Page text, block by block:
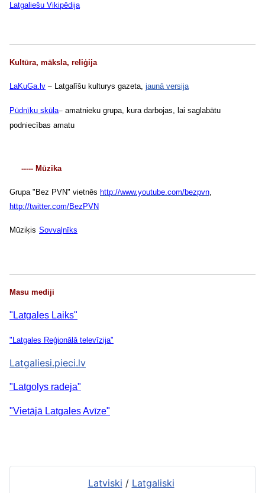
Latgaliešu Vikipēdija
Kultūra, māksla, reliģija
LaKuGa.lv – Latgalīšu kulturys gazeta, jaunā versija
Pūdnīku skūla– amatnieku grupa, kura darbojas, lai saglabātu
podniecības amatu
----- Mūzika
Grupa "Bez PVN" vietnēs http://www.youtube.com/bezpvn,
http://twitter.com/BezPVN
Mūziķis Sovvaļnīks
Masu mediji
"Latgales Laiks"
"Latgales Reģionālā televīzija"
Latgaliesi.pieci.lv
"Latgolys radeja"
"Vietājā Latgales Avīze"
Latviski / Latgaliski